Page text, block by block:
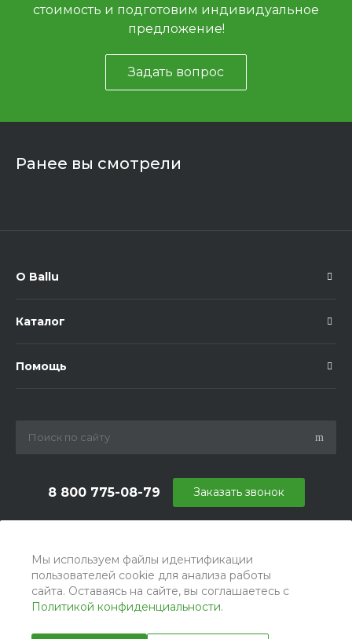
Мы используем файлы идентификации
пользователей cookie для анализа работы
сайта. Оставаясь на сайте, вы соглашаетесь с
Политикой конфиденциальности.
стоимость и подготовим индивидуальное
предложение!
Задать вопрос
Ранее вы смотрели
О Ballu
Каталог
Помощь
8 800 775-08-79
г. Москва, БЦ Вятский, ул. Вятская д.70, офис 715
Заказать звонок